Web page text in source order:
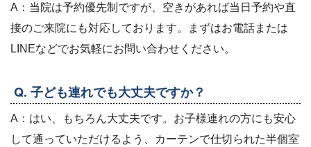
A：当院は予約優先制ですが、空きがあれば当日予約や直
接のご来院にも対応しております。まずはお電話または
LINEなどでお気軽にお問い合わせください。
Q. 子ども連れでも大丈夫ですか？
A：はい、もちろん大丈夫です。お子様連れの方にも安心
して通っていただけるよう、カーテンで仕切られた半個室